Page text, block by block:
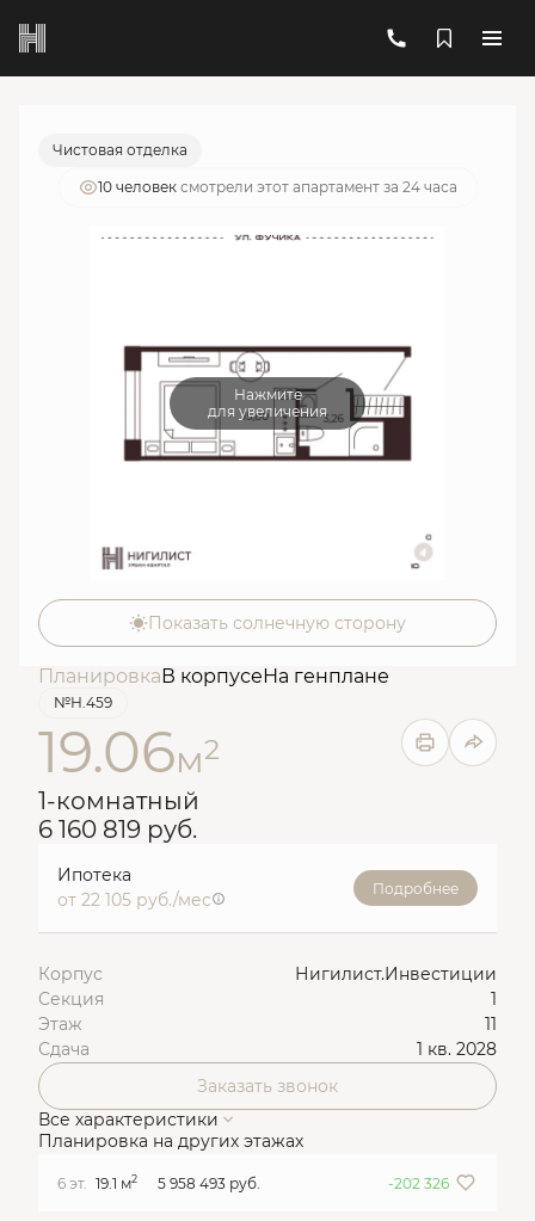
1-комнатный 6 160 819 руб.
Ипотека
Чистовая отделка
10 человек смотрели этот апартамент за 24 часа
Нажмите
для увеличения
Показать солнечную сторону
ПланировкаВ корпусеНа генплане
№Н.459
19.06м2
1-комнатный
6 160 819 руб.
Ипотека
от 22 105 руб./мес
Подробнее
Корпус
Нигилист.Инвестиции
Секция
1
Этаж
11
Сдача
1 кв. 2028
Заказать звонок
Все характеристики
Планировка на других этажах
6 эт. 19.1 м2 5 958 493 руб. -202 326